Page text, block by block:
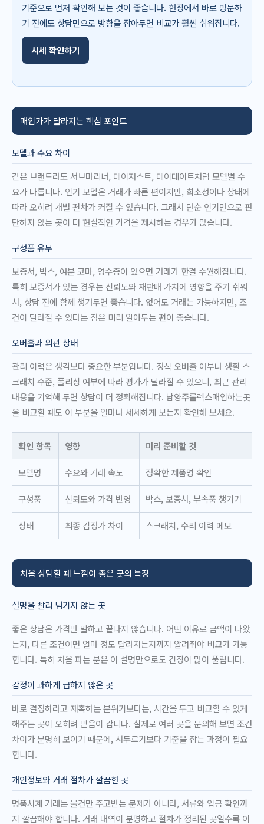
기준으로 먼저 확인해 보는 것이 좋습니다. 현장에서 바로 방문하
기 전에도 상담만으로 방향을 잡아두면 비교가 훨씬 쉬워집니다.
시세 확인하기
매입가가 달라지는 핵심 포인트
모델과 수요 차이
같은 브랜드라도 서브마리너, 데이저스트, 데이데이트처럼 모델별 수
요가 다릅니다. 인기 모델은 거래가 빠른 편이지만, 희소성이나 상태에
따라 오히려 개별 편차가 커질 수 있습니다. 그래서 단순 인기만으로 판
단하지 않는 곳이 더 현실적인 가격을 제시하는 경우가 많습니다.
구성품 유무
보증서, 박스, 여분 코마, 영수증이 있으면 거래가 한결 수월해집니다.
특히 보증서가 있는 경우는 신뢰도와 재판매 가치에 영향을 주기 쉬워
서, 상담 전에 함께 챙겨두면 좋습니다. 없어도 거래는 가능하지만, 조
건이 달라질 수 있다는 점은 미리 알아두는 편이 좋습니다.
오버홀과 외관 상태
관리 이력은 생각보다 중요한 부분입니다. 정식 오버홀 여부나 생활 스
크래치 수준, 폴리싱 여부에 따라 평가가 달라질 수 있으니, 최근 관리
내용을 기억해 두면 상담이 더 정확해집니다. 남양주롤렉스매입하는곳
을 비교할 때도 이 부분을 얼마나 세세하게 보는지 확인해 보세요.
확인 항목 영향 미리 준비할 것
모델명 수요와 거래 속도 정확한 제품명 확인
구성품 신뢰도와 가격 반영 박스, 보증서, 부속품 챙기기
상태 최종 감정가 차이 스크래치, 수리 이력 메모
처음 상담할 때 느낌이 좋은 곳의 특징
설명을 빨리 넘기지 않는 곳
좋은 상담은 가격만 말하고 끝나지 않습니다. 어떤 이유로 금액이 나왔
는지, 다른 조건이면 얼마 정도 달라지는지까지 알려줘야 비교가 가능
합니다. 특히 처음 파는 분은 이 설명만으로도 긴장이 많이 풀립니다.
감정이 과하게 급하지 않은 곳
바로 결정하라고 재촉하는 분위기보다는, 시간을 두고 비교할 수 있게
해주는 곳이 오히려 믿음이 갑니다. 실제로 여러 곳을 문의해 보면 조건
차이가 분명히 보이기 때문에, 서두르기보다 기준을 잡는 과정이 필요
합니다.
개인정보와 거래 절차가 깔끔한 곳
명품시계 거래는 물건만 주고받는 문제가 아니라, 서류와 입금 확인까
지 깔끔해야 합니다. 거래 내역이 분명하고 절차가 정리된 곳일수록 이